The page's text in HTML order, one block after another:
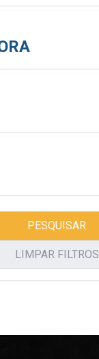
PESQUISAR
LIMPAR FILTROS